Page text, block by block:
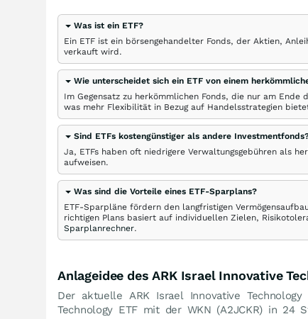
Was ist ein ETF?
Ein ETF ist ein börsengehandelter Fonds, der Aktien,
verkauft wird.
Wie unterscheidet sich ein ETF von einem
Im Gegensatz zu herkömmlichen Fonds, die nur am Ende
was mehr Flexibilität in Bezug auf Handelsstrategien
Sind ETFs kostengünstiger als andere
Ja, ETFs haben oft niedrigere Verwaltungsgebühren als
aufweisen.
Was sind die Vorteile eines ETF-Sparplans?
ETF-Sparpläne fördern den langfristigen
richtigen Plans basiert auf individuellen Zielen,
Sparplanrechner.
Anlageidee des ARK Israel Innovative
Der aktuelle ARK Israel Innovative
Technology ETF mit der WKN (A2JCKR) in 24